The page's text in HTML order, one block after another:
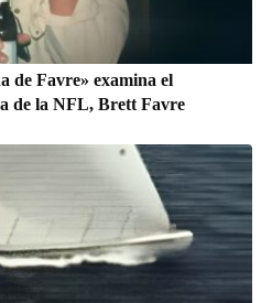
de Favre» examina el
de la NFL, Brett Favre